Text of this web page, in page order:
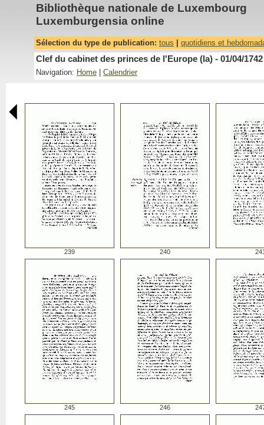
Bibliothèque nationale de Luxembourg
Luxemburgensia online
Sélection du type de publication: tous quotidiens et
Clef du cabinet des princes de l'Europe (la) - 01/04/1742
Navigation: Home Calendrier
239 240
245 246